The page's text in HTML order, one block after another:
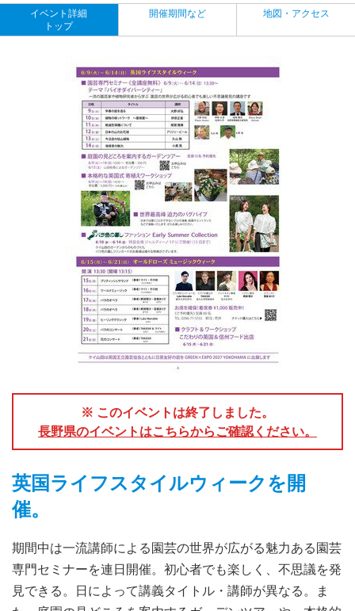
イベント詳細
トップ
開催期間など 地図・アクセス
※ このイベントは終了しました。
長野県のイベントはこちらからご確認ください。
英国ライフスタイルウィークを開
催。
期間中は一流講師による園芸の世界が広がる魅力ある園芸
専門セミナーを連日開催。初心者でも楽しく、不思議を発
見できる。日によって講義タイトル・講師が異なる。ま